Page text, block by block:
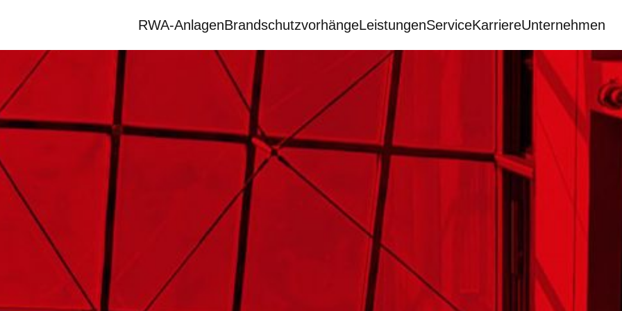
RWA-AnlagenBrandschutzvorhängeLeistungenServiceKarriereUnternehmen